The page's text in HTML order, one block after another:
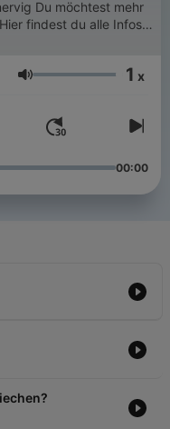
mehr
findest du alle Infos &
Lautstärke 1 x
00:00